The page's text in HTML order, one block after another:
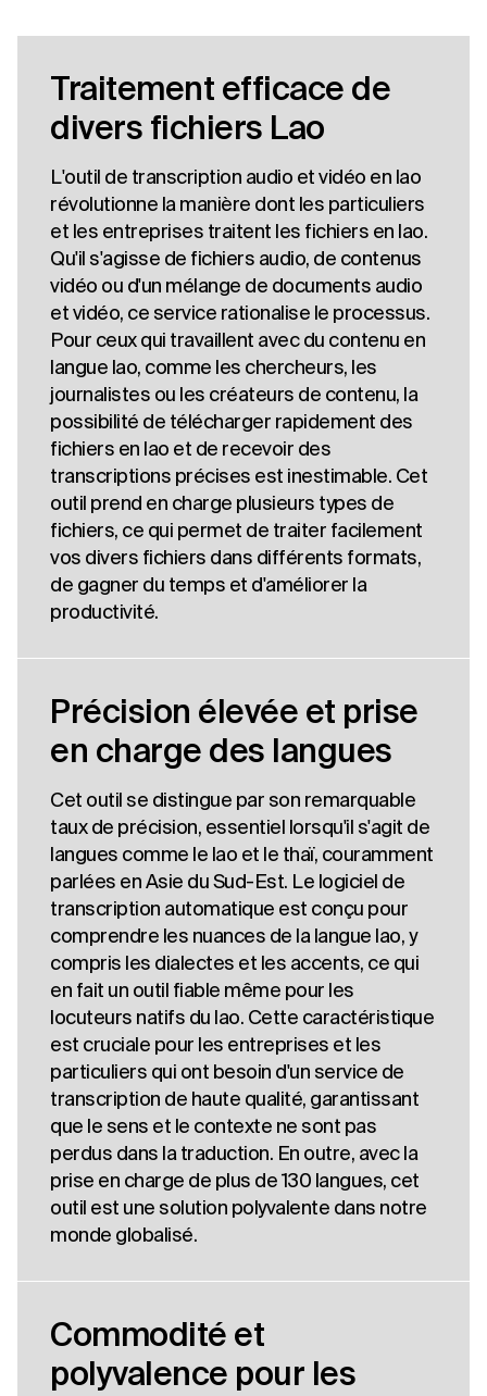
Traitement efficace de
divers fichiers Lao
L'outil de transcription audio et vidéo en lao
révolutionne la manière dont les particuliers
et les entreprises traitent les fichiers en lao.
Qu'il s'agisse de fichiers audio, de contenus
vidéo ou d'un mélange de documents audio
et vidéo, ce service rationalise le processus.
Pour ceux qui travaillent avec du contenu en
langue lao, comme les chercheurs, les
journalistes ou les créateurs de contenu, la
possibilité de télécharger rapidement des
fichiers en lao et de recevoir des
transcriptions précises est inestimable. Cet
outil prend en charge plusieurs types de
fichiers, ce qui permet de traiter facilement
vos divers fichiers dans différents formats,
de gagner du temps et d'améliorer la
productivité.
Précision élevée et prise
en charge des langues
Cet outil se distingue par son remarquable
taux de précision, essentiel lorsqu'il s'agit de
langues comme le lao et le thaï, couramment
parlées en Asie du Sud-Est. Le logiciel de
transcription automatique est conçu pour
comprendre les nuances de la langue lao, y
compris les dialectes et les accents, ce qui
en fait un outil fiable même pour les
locuteurs natifs du lao. Cette caractéristique
est cruciale pour les entreprises et les
particuliers qui ont besoin d'un service de
transcription de haute qualité, garantissant
que le sens et le contexte ne sont pas
perdus dans la traduction. En outre, avec la
prise en charge de plus de 130 langues, cet
outil est une solution polyvalente dans notre
monde globalisé.
Commodité et
polyvalence pour les